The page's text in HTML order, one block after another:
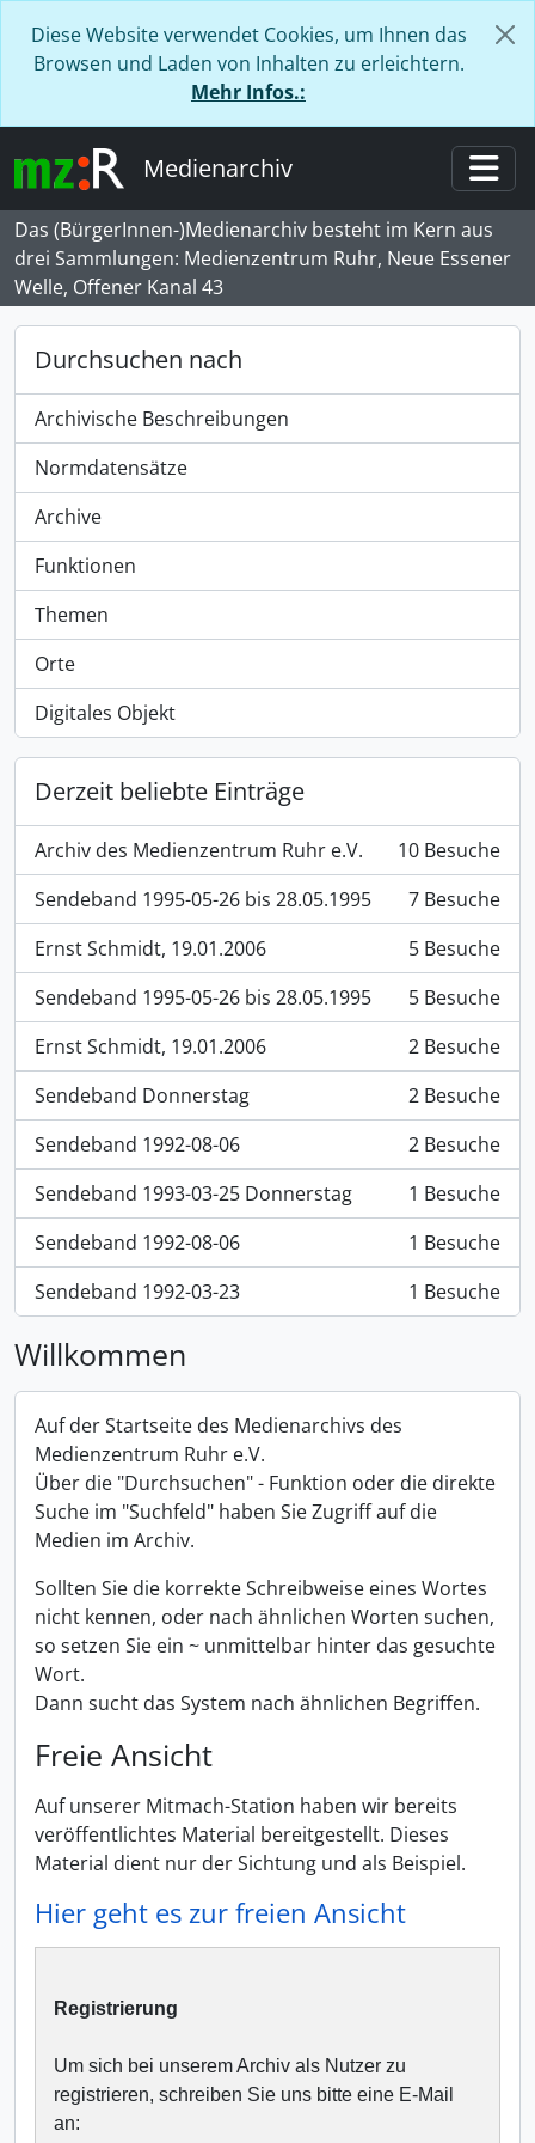
Diese Website verwendet Cookies, um Ihnen das
Browsen und Laden von Inhalten zu erleichtern.
Mehr Infos.:
Medienarchiv
Das (BürgerInnen-)Medienarchiv besteht im Kern aus
drei Sammlungen: Medienzentrum Ruhr, Neue Essener
Welle, Offener Kanal 43
Durchsuchen nach
Archivische Beschreibungen
Normdatensätze
Archive
Funktionen
Themen
Orte
Digitales Objekt
Derzeit beliebte Einträge
Archiv des Medienzentrum Ruhr e.V.
10 Besuche
Sendeband 1995-05-26 bis 28.05.1995
7 Besuche
Ernst Schmidt, 19.01.2006
5 Besuche
Sendeband 1995-05-26 bis 28.05.1995
5 Besuche
Ernst Schmidt, 19.01.2006
2 Besuche
Sendeband Donnerstag
2 Besuche
Sendeband 1992-08-06
2 Besuche
Sendeband 1993-03-25 Donnerstag
1 Besuche
Sendeband 1992-08-06
1 Besuche
Sendeband 1992-03-23
1 Besuche
Willkommen
Auf der Startseite des Medienarchivs des
Medienzentrum Ruhr e.V.
Über die "Durchsuchen" - Funktion oder die direkte
Suche im "Suchfeld" haben Sie Zugriff auf die
Medien im Archiv.
Sollten Sie die korrekte Schreibweise eines Wortes
nicht kennen, oder nach ähnlichen Worten suchen,
so setzen Sie ein ~ unmittelbar hinter das gesuchte
Wort.
Dann sucht das System nach ähnlichen Begriffen.
Freie Ansicht
Auf unserer Mitmach-Station haben wir bereits
veröffentlichtes Material bereitgestellt. Dieses
Material dient nur der Sichtung und als Beispiel.
Hier geht es zur freien Ansicht
Registrierung
Um sich bei unserem Archiv als Nutzer zu
registrieren, schreiben Sie uns bitte eine E-Mail
an: